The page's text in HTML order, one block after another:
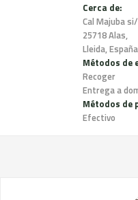
Cerca de:
Cal Majuba
25718 Alas,
Lleida, España
Métodos de
Recoger
Entrega a
Métodos de
Efectivo